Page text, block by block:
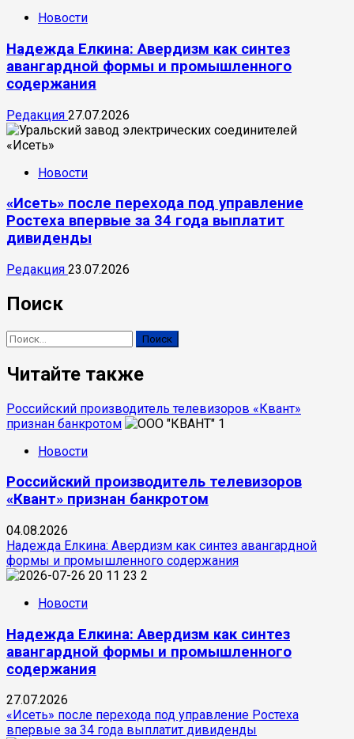
Новости
Надежда Елкина: Авердизм как синтез
авангардной формы и промышленного
содержания
Редакция 27.07.2026
Новости
«Исеть» после перехода под управление
Ростеха впервые за 34 года выплатит
дивиденды
Редакция 23.07.2026
Поиск
Найти:
Читайте также
Российский производитель телевизоров «Квант»
признан банкротом
1
Новости
Российский производитель телевизоров
«Квант» признан банкротом
04.08.2026
Надежда Елкина: Авердизм как синтез авангардной
формы и промышленного содержания
2
Новости
Надежда Елкина: Авердизм как синтез
авангардной формы и промышленного
содержания
27.07.2026
«Исеть» после перехода под управление Ростеха
впервые за 34 года выплатит дивиденды